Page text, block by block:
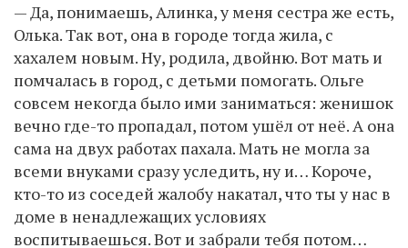
— Да, понимаешь, Алинка, у меня сестра же есть,
Олька. Так вот, она в городе тогда жила, с
хахалем новым. Ну, родила, двойню. Вот мать и
помчалась в город, с детьми помогать. Ольге
совсем некогда было ими заниматься: женишок
вечно где-то пропадал, потом ушёл от неё. А она
сама на двух работах пахала. Мать не могла за
всеми внуками сразу уследить, ну и… Короче,
кто-то из соседей жалобу накатал, что ты у нас в
доме в ненадлежащих условиях
воспитываешься. Вот и забрали тебя потом…